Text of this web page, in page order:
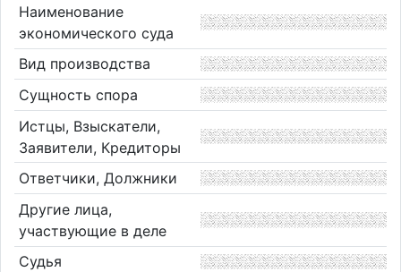
Наименование
экономического суда
Вид производства
Сущность спора
Истцы, Взыскатели,
Заявители, Кредиторы
Ответчики, Должники
Другие лица,
участвующие в деле
Судья